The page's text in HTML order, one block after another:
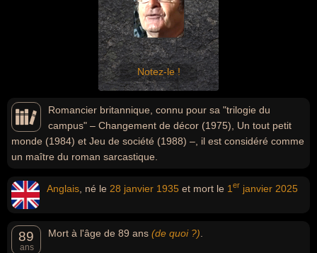
Notez-le !
Romancier britannique, connu pour sa "trilogie du
campus" – Changement de décor (1975), Un tout petit
monde (1984) et Jeu de société (1988) –, il est considéré comme
un maître du roman sarcastique.
Anglais , né le 28 janvier 1935 et mort le 1 er janvier 2025
89
ans
Mort à l'âge de 89 ans (de quoi ?)